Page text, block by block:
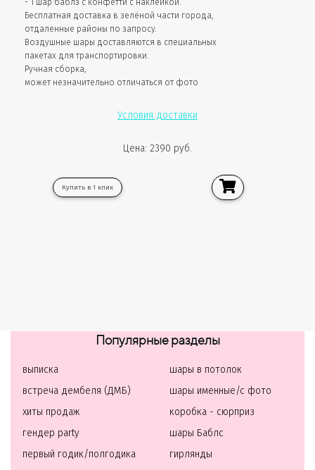
- 1 шар баблз с конфетти с наклейкой.
Бесплатная доставка в зелёной части города,
отдаленные районы по запросу.
Воздушные шары доставляются в специальных
пакетах для транспортировки.
Ручная сборка,
может незначительно отличаться от фото
Условия доставки
Цена: 2390 руб.
Купить в 1 клик
Популярные разделы
выписка
встреча дембеля (ДМБ)
хиты продаж
гендер party
первый годик/полгодика
шары в потолок
шары именные/с фото
коробка - сюрприз
шары Баблс
гирлянды